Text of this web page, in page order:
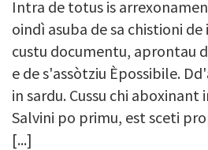
Intra de totus is
oindì asuba de sa chistioni
custu documentu, aprontau
e de s'assòtziu Èpossibile.
in sardu. Cussu chi aboxinant
Salvini po primu, est sceti
[...]